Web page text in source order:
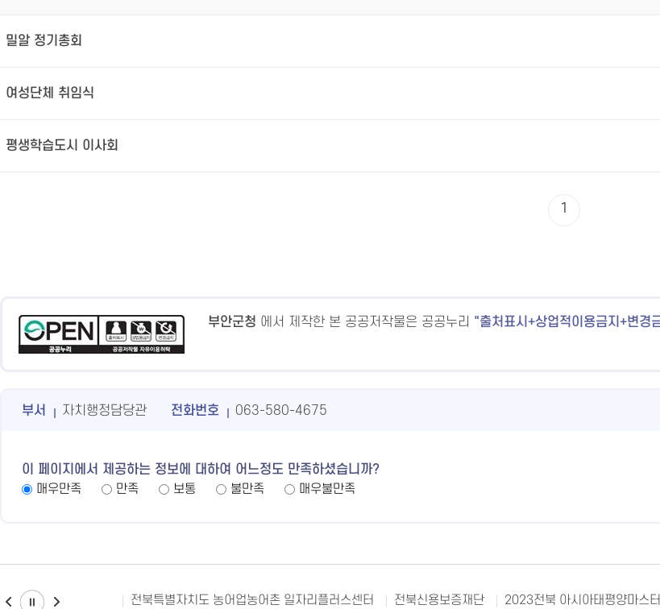
밀알 정기총회
여성단체 취임식
평생학습도시 이사회
1
부안군청 에서 제작한 본 공공저작물은 공공누리 출처표시+상업적이용금지+변경
부서 자치행정담당관 전화번호 063-580-4675
이 페이지에서 제공하는 정보에 대하여 어느정도 만족하셨습니까?
매우만족
만족 보통 불만족 매우불만족
전북특별자치도 농어업농어촌 일자리플러스센터 전북신용보증재단 2023전북 아시아태평양마스